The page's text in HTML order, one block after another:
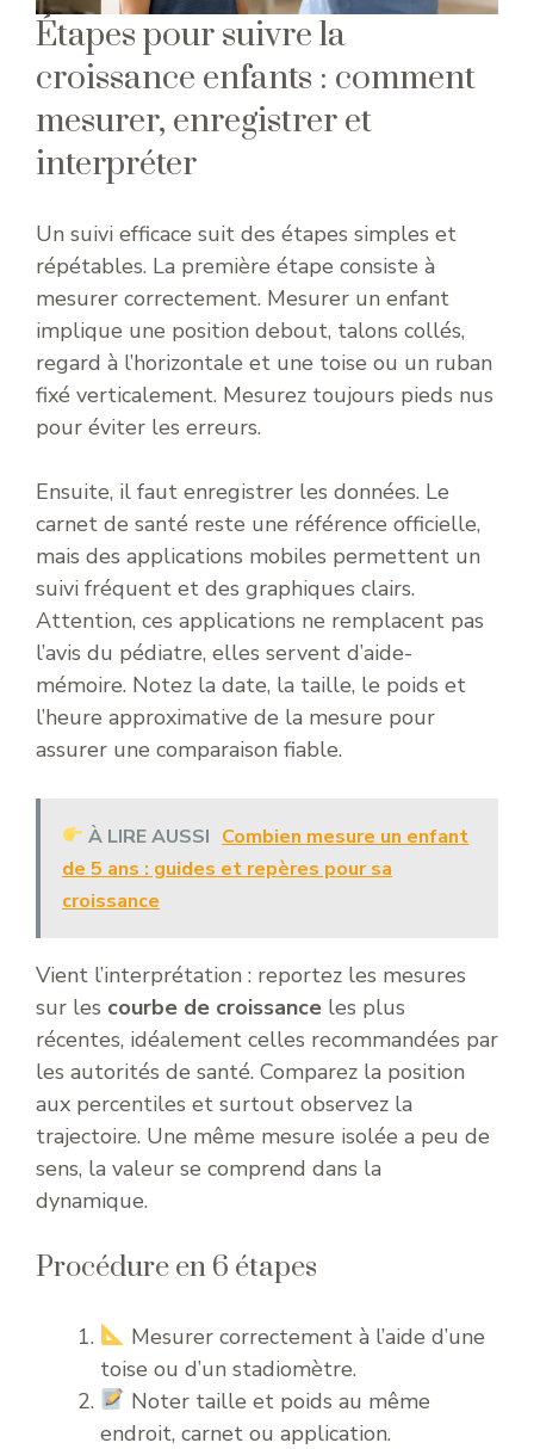
Étapes pour suivre la
croissance enfants : comment
mesurer, enregistrer et
interpréter
Un suivi efficace suit des étapes simples et
répétables. La première étape consiste à
mesurer correctement. Mesurer un enfant
implique une position debout, talons collés,
regard à l’horizontale et une toise ou un ruban
fixé verticalement. Mesurez toujours pieds nus
pour éviter les erreurs.
Ensuite, il faut enregistrer les données. Le
carnet de santé reste une référence officielle,
mais des applications mobiles permettent un
suivi fréquent et des graphiques clairs.
Attention, ces applications ne remplacent pas
l’avis du pédiatre, elles servent d’aide-
mémoire. Notez la date, la taille, le poids et
l’heure approximative de la mesure pour
assurer une comparaison fiable.
À LIRE AUSSI Combien mesure un enfant
de 5 ans : guides et repères pour sa
croissance
Vient l’interprétation : reportez les mesures
sur les courbe de croissance les plus
récentes, idéalement celles recommandées par
les autorités de santé. Comparez la position
aux percentiles et surtout observez la
trajectoire. Une même mesure isolée a peu de
sens, la valeur se comprend dans la
dynamique.
Procédure en 6 étapes
Mesurer correctement à l’aide d’une
toise ou d’un stadiomètre.
Noter taille et poids au même
endroit, carnet ou application.